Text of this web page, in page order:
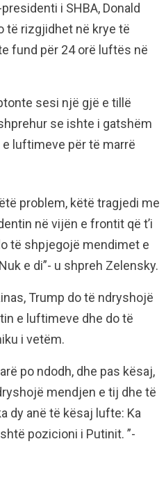
i SHBA, Donald
të rizgjidhet në krye të
fund për 24 orë luftës në
sesi një gjë e tillë
se ishte i gatshëm
luftimeve për të marrë
problem, këtë tragjedi me
në vijën e frontit që t’i
të shpjegojë mendimet e
e di”- u shpreh Zelensky.
Trump do të ndryshojë
e luftimeve dhe do të
i vetëm.
po ndodh, dhe pas kësaj,
mendjen e tij dhe të
dy anë të kësaj lufte: Ka
pozicioni i Putinit. ”-